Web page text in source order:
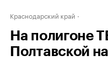
Краснодарский край
На полигоне
Полтавской